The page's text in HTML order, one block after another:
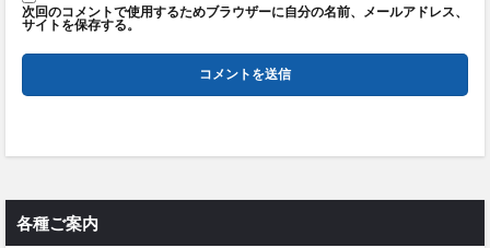
次回のコメントで使用するためブラウザーに自分の名前、メールアドレス、
サイトを保存する。
各種ご案内